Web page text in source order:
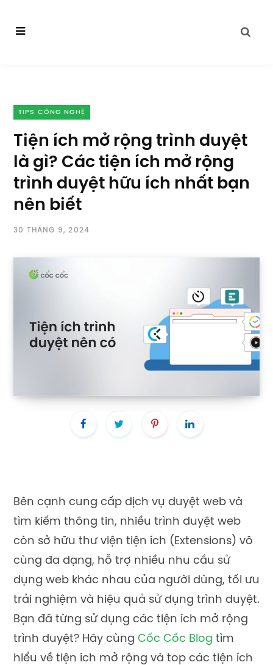
TIPS CÔNG NGHỆ
Tiện ích mở rộng trình duyệt
là gì? Các tiện ích mở rộng
trình duyệt hữu ích nhất bạn
nên biết
30 THÁNG 9, 2024
Bên cạnh cung cấp dịch vụ duyệt web và
tìm kiếm thông tin, nhiều trình duyệt web
còn sở hữu thư viện tiện ích (Extensions) vô
cùng đa dạng, hỗ trợ nhiều nhu cầu sử
dụng web khác nhau của người dùng, tối ưu
trải nghiệm và hiệu quả sử dụng trình duyệt.
Bạn đã từng sử dụng các tiện ích mở rộng
trình duyệt? Hãy cùng Cốc Cốc Blog tìm
hiểu về tiện ích mở rộng và top các tiện ích